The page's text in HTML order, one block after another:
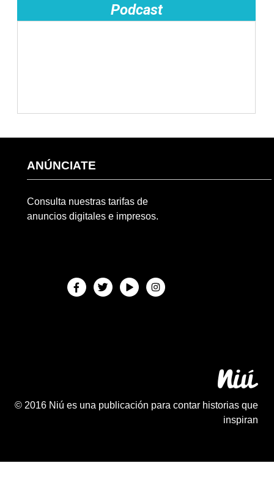
Podcast
ANÚNCIATE
Consulta nuestras tarifas de
anuncios digitales e impresos.
© 2016 Niú es una publicación para contar historias que
inspiran